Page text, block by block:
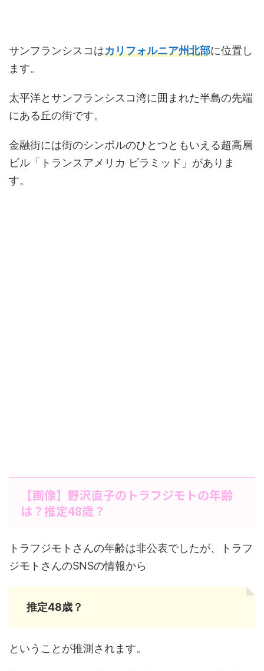
サンフランシスコはカリフォルニア州北部に位置し
ます。
太平洋とサンフランシスコ湾に囲まれた半島の先端
にある丘の街です。
金融街には街のシンボルのひとつともいえる超高層
ビル「トランスアメリカ ピラミッド」がありま
す。
【画像】野沢直子のトラフジモトの年齢
は？推定48歳？
トラフジモトさんの年齢は非公表でしたが、トラフ
ジモトさんのSNSの情報から
推定48歳？
ということが推測されます。